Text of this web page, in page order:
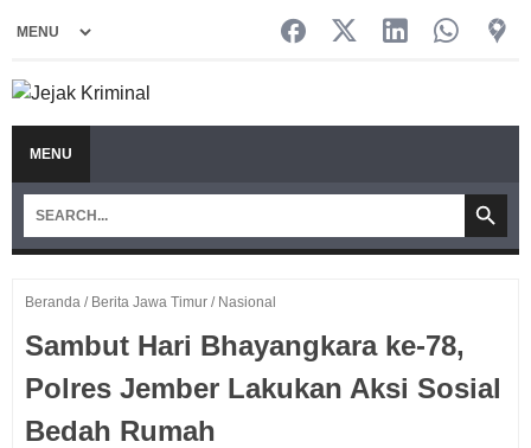
MENU
Beranda / Berita Jawa Timur / Nasional
Sambut Hari Bhayangkara ke-78,
Polres Jember Lakukan Aksi Sosial
Bedah Rumah